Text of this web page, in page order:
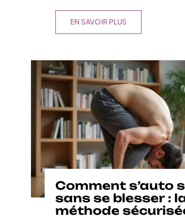
EN SAVOIR PLUS
Comment s’auto
sans se blesser :
méthode